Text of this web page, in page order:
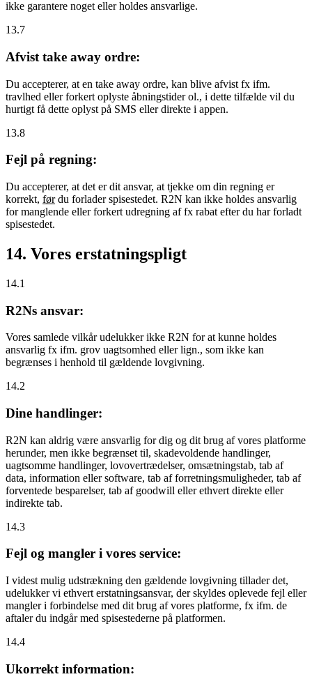
ikke garantere noget eller holdes ansvarlige.
13.7
Afvist take away ordre:
Du accepterer, at en take away ordre, kan blive afvist fx ifm.
travlhed eller forkert oplyste åbningstider ol., i dette tilfælde vil du
hurtigt få dette oplyst på SMS eller direkte i appen.
13.8
Fejl på regning:
Du accepterer, at det er dit ansvar, at tjekke om din regning er
korrekt, førdu forlader spisestedet. R2N kan ikke holdes ansvarlig
for manglende eller forkert udregning af fx rabat efter du har forladt
spisestedet.
14. Vores erstatningspligt
14.1
R2Ns ansvar:
Vores samlede vilkår udelukker ikke R2N for at kunne holdes
ansvarlig fx ifm. grov uagtsomhed eller lign., som ikke kan
begrænses i henhold til gældende lovgivning.
14.2
Dine handlinger:
R2N kan aldrig være ansvarlig for dig og dit brug af vores platforme
herunder, men ikke begrænset til, skadevoldende handlinger,
uagtsomme handlinger, lovovertrædelser, omsætningstab, tab af
data, information eller software, tab af forretningsmuligheder, tab af
forventede besparelser, tab af goodwill eller ethvert direkte eller
indirekte tab.
14.3
Fejl og mangler i vores service:
I videst mulig udstrækning den gældende lovgivning tillader det,
udelukker vi ethvert erstatningsansvar, der skyldes oplevede fejl eller
mangler i forbindelse med dit brug af vores platforme, fx ifm. de
aftaler du indgår med spisestederne på platformen.
14.4
Ukorrekt information: